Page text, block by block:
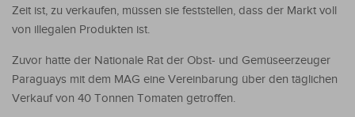
Zeit ist, zu verkaufen, müssen sie feststellen, dass der Markt voll
von illegalen Produkten ist.
Zuvor hatte der Nationale Rat der Obst- und Gemüseerzeuger
Paraguays mit dem MAG eine Vereinbarung über den täglichen
Verkauf von 40 Tonnen Tomaten getroffen.